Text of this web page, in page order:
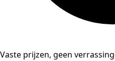
Vaste prijzen, geen